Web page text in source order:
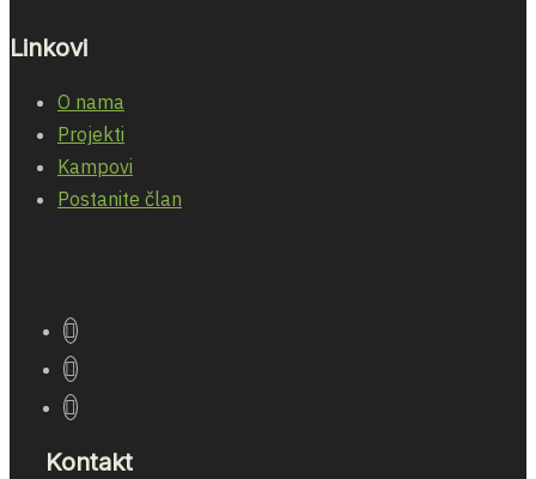
Linkovi
O nama
Projekti
Kampovi
Postanite član
Kontakt